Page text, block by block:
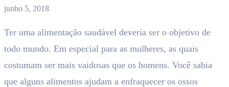
junho 5, 2018
Ter uma alimentação saudável deveria ser o objetivo de
todo mundo. Em especial para as mulheres, as quais
costumam ser mais vaidosas que os homens. Você sabia
que alguns alimentos ajudam a enfraquecer os ossos